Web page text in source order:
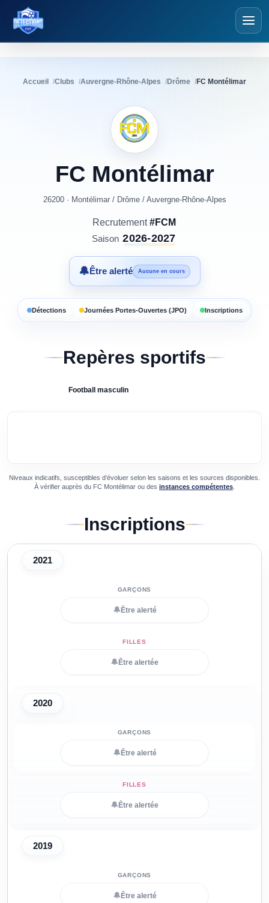
Détections Foot
Accueil Clubs Auvergne-Rhône-Alpes Drôme FC Montélimar
FC Montélimar
26200 · Montélimar/ Drôme/ Auvergne-Rhône-Alpes
Recrutement#FCM
Saison 2026-2027
🔔Être alerté Aucune en cours
Détections Journées Portes-Ouvertes (JPO) Inscriptions
Repères sportifs
Football masculin
Niveaux indicatifs, susceptibles d’évoluer selon les saisons et les sources disponibles.
À vérifier auprès du FC Montélimar ou des instances compétentes
Inscriptions
2021
🔔 Être alerté
🔔 Être alertée
2020
🔔 Être alerté
🔔 Être alertée
2019
🔔 Être alerté